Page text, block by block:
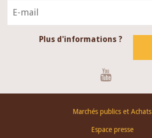
Plus d'informations ?
Marchés publics et Achats
Espace presse